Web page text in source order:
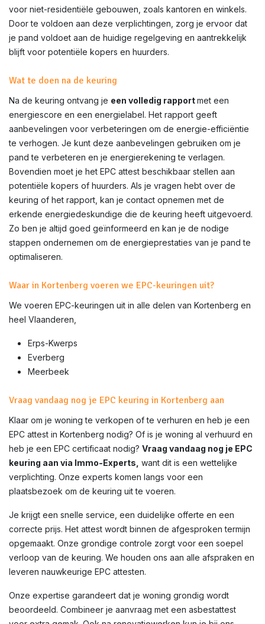
voor niet-residentiële gebouwen, zoals kantoren en winkels.
Door te voldoen aan deze verplichtingen, zorg je ervoor dat
je pand voldoet aan de huidige regelgeving en aantrekkelijk
blijft voor potentiële kopers en huurders.
Wat te doen na de keuring
Na de keuring ontvang je een volledig rapportmet een
energiescore en een energielabel. Het rapport geeft
aanbevelingen voor verbeteringen om de energie-efficiëntie
te verhogen. Je kunt deze aanbevelingen gebruiken om je
pand te verbeteren en je energierekening te verlagen.
Bovendien moet je het EPC attest beschikbaar stellen aan
potentiële kopers of huurders. Als je vragen hebt over de
keuring of het rapport, kan je contact opnemen met de
erkende energiedeskundige die de keuring heeft uitgevoerd.
Zo ben je altijd goed geïnformeerd en kan je de nodige
stappen ondernemen om de energieprestaties van je pand te
optimaliseren.
Waar in Kortenberg voeren we EPC-keuringen uit?
We voeren EPC-keuringen uit in alle delen van Kortenberg en
heel Vlaanderen,
Erps-Kwerps
Everberg
Meerbeek
Vraag vandaag nog je EPC keuring in Kortenberg aan
Klaar om je woning te verkopen of te verhuren en heb je een
EPC attest in Kortenberg nodig? Of is je woning al verhuurd en
heb je een EPC certificaat nodig? Vraag vandaag nog je EPC
keuring aan via Immo-Experts, want dit is een wettelijke
verplichting. Onze experts komen langs voor een
plaatsbezoek om de keuring uit te voeren.
Je krijgt een snelle service, een duidelijke offerte en een
correcte prijs. Het attest wordt binnen de afgesproken termijn
opgemaakt. Onze grondige controle zorgt voor een soepel
verloop van de keuring. We houden ons aan alle afspraken en
leveren nauwkeurige EPC attesten.
Onze expertise garandeert dat je woning grondig wordt
beoordeeld. Combineer je aanvraag met een asbestattest